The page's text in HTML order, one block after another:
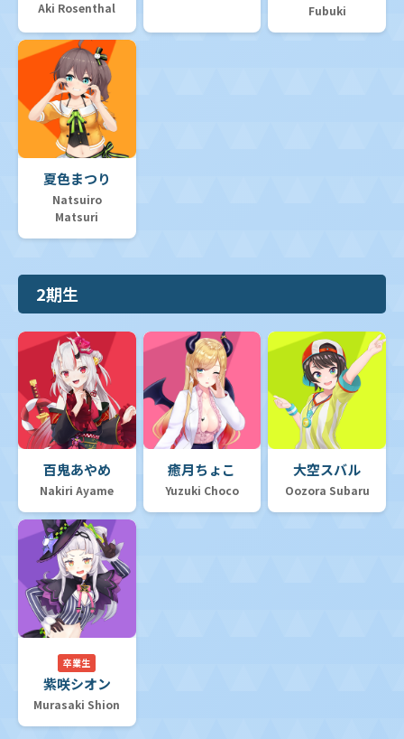
Aki Rosenthal
Fubuki
夏色まつり
Natsuiro
Matsuri
2期生
百鬼あやめ
Nakiri Ayame
癒月ちょこ
Yuzuki Choco
大空スバル
Oozora Subaru
卒業生
紫咲シオン
Murasaki Shion